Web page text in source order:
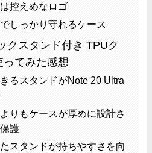
控えめなロゴ
しっかり守れるケース
クスタンド付き TPUク
ってみた感想
るスタンドがNote 20 Ultra
りもケースが厚めに設計さ
護
スタンドが持ちやすさを向